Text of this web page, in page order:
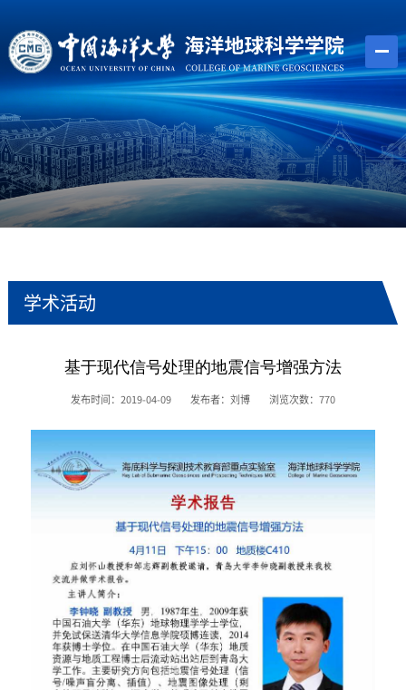
学术活动
基于现代信号处理的地震信号增强方法
发布时间：2019-04-09 发布者：刘博 浏览次数： 770